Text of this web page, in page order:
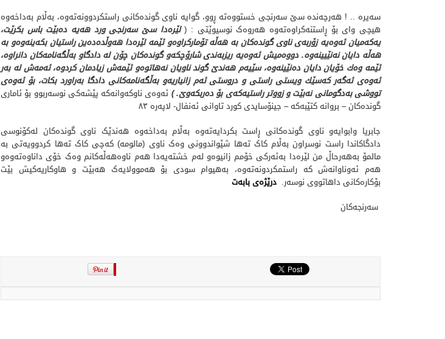
سەیرە .. ! هەرچەندە سێ سەرنجی خستووەتە ڕوو، گوایە ناوی گوندەکانی راستکردوونەتەوە، بەڵام بەداخەوە
هیچی وای بۆ ڕاستنەکراوەتەوە هەروەک نوسیوێتی : (لێرەدا سێ‌ سەرنجی ورد هەیە دەبێت باس بكرێت،
یەكەمیان ئەوەیە زۆربەی ناوی گوندەكان بە هەڵە تۆماركراوەو ئێمە لێرەدا هەوڵدەدەین راستیان بكەینەوەو بە
هەڵە دایان نەنێیینەوە. دووەمیش ئەوەیە ریزبەندی شارۆچكەو گوندەكان چۆن لە دادگاو بەڵگەنامەكان دانراوە،
ئێمە وەك خۆیان دایان دەنێینەوە، سێیەم هەندێ‌ گوند ناویان نەهاتوەو ئێمەش زیادمان كردوە، ئەمەش لە بەر
ئەوەی ئەگەر كەسێك ویستی راستی و دروستی ئەم زانیاریەو بەڵگەنامەكانی دادگا بەراورد بكات، بۆ ئەوەی
تووشی بەدگومانی نەبێت و زووتر راستیەكەی بۆ دەربكەوێ‌.
) ئەوەی ناوکەوانەکە پێشەکی نوسەربوو بۆ ئاماری
گوندەکان – بروانە کتێبەکە – جینۆسایدی کورد تاوانی ئەنفال- لاپەرە ٨٣
جابریا وابوایەو ناوی گوندەکانی ڕاست بکردایەتەوە بەڵام بەداخەوە هەندێک ناوی گوندەکان لەکۆنوسی
دادگاکاندا راست نوسراون بەڵام کاک تەها شێواندوونی وەک ناوی (مالومە) کەچی کاک تەها کردوویەتی بە
مالمۆ بەهەرحاڵ من لێرەدا بەئەرکی خۆمم زانیوەو لەم خشتەیەدا هەم ناوەهەڵەکانم وەک خۆی داناوەتەوەو
هەم ئەوناوانەش کە راستمکردونەتەوە، بەهیوام سودی بۆ هەموولایەک هەبێت و هاوکاریەکیش بێت
بۆکارەکانی داهاتووی نوسەر. درێژەی بابەت
سه‌رنجه‌كان